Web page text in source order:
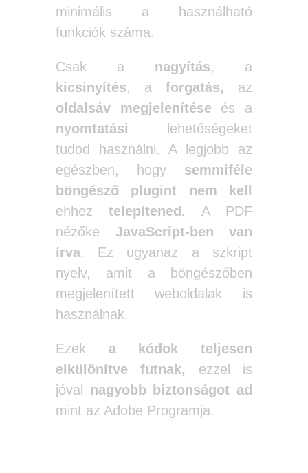
minimális a használható
funkciók száma.
Csak a nagyítás, a
kicsinyítés, aforgatás, az
oldalsáv megjelenítése és a
nyomtatási lehetőségeket
tudod használni. A legjobb az
egészben, hogy semmiféle
böngésző plugint nem kell
ehhez telepítened. A PDF
nézőke JavaScript-ben van
írva. Ez ugyanaz a szkript
nyelv, amit a böngészőben
megjelenített weboldalak is
használnak.
Ezek a kódok teljesen
elkülönítve futnak,
ezzel is
jóval nagyobb biztonságot ad
mint az Adobe Programja.